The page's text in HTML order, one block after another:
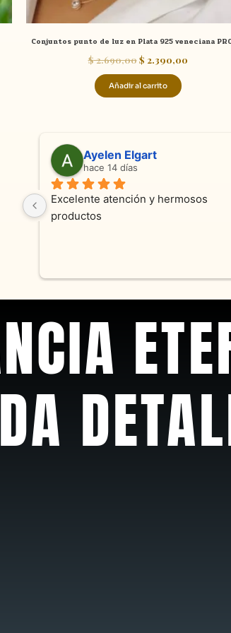
Conjuntos punto de luz en Plata 925 veneciana
$2.690,00$ 2.390,00
Añadir al carrito
y
Sandra Ramos
hace 4 meses
Excelente atención !!!!!Nos
en todo momento con dedicación.